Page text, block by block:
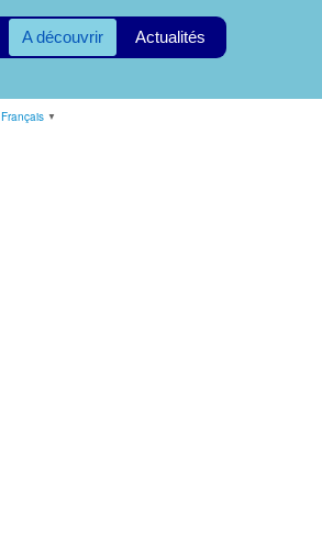
A découvrir Actualités
Français ▼